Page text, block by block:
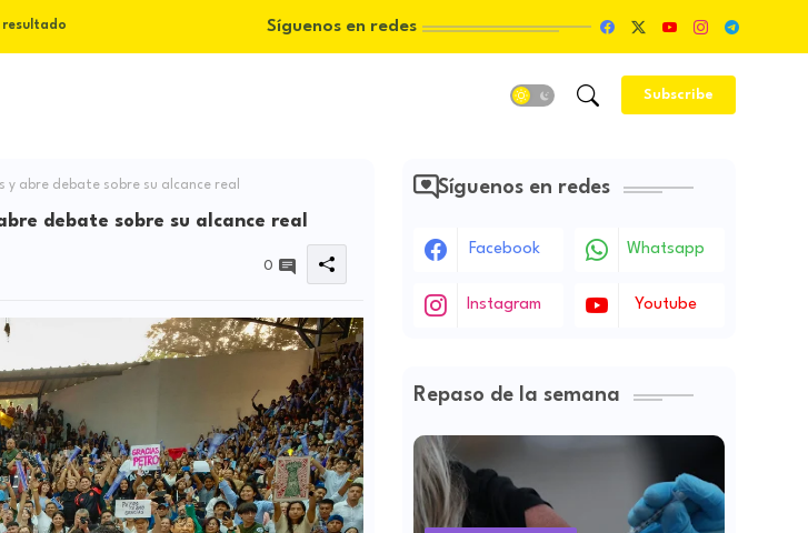
resultado Síguenos en redes
Subscribe
y abre debate sobre su alcance real
debate sobre su alcance real
0
Síguenos en redes
Facebook Whatsapp
Instagram Youtube
Repaso de la semana